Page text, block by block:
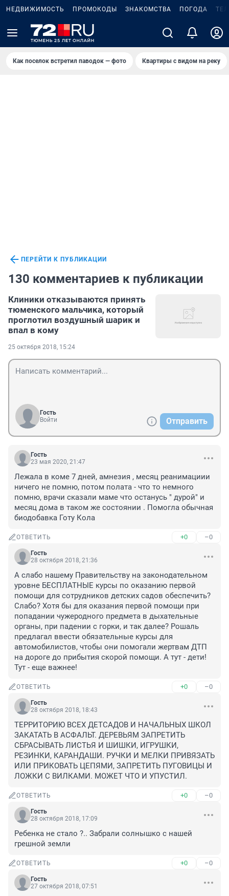
НЕДВИЖИМОСТЬ ПРОМОКОДЫ ЗНАКОМСТВА ПОГОДА
Как поселок встретил паводок — фото Квартиры с видом на реку
ПЕРЕЙТИ К ПУБЛИКАЦИИ
130 комментариев к публикации
Клиники отказываются принять
тюменского мальчика, который
проглотил воздушный шарик и
впал в кому
25 октября 2018, 15:24
Гость
Войти
Отправить
Гость
23 мая 2020, 21:47
Лежала в коме 7 дней, амнезия , месяц реанимациии
ничего не помню, потом полата - что то немного
помню, врачи сказали маме что останусь " дурой" и
месяц дома в таком же состоянии . Помогла обычная
биодобавка Готу Кола
ОТВЕТИТЬ +0 –0
Гость
28 октября 2018, 21:36
А слабо нашему Правительству на законодательном
уровне БЕСПЛАТНЫЕ курсы по оказанию первой
помощи для сотрудников детских садов обеспечить?
Слабо? Хотя бы для оказания первой помощи при
попадании чужеродного предмета в дыхательные
органы, при падении с горки, и так далее? Рошаль
предлагал ввести обязательные курсы для
автомобилистов, чтобы они помогали жертвам ДТП
на дороге до прибытия скорой помощи. А тут - дети!
Тут - еще важнее!
ОТВЕТИТЬ +0 –0
Гость
28 октября 2018, 18:43
ТЕРРИТОРИЮ ВСЕХ ДЕТСАДОВ И НАЧАЛЬНЫХ ШКОЛ
ЗАКАТАТЬ В АСФАЛЬТ. ДЕРЕВЬЯМ ЗАПРЕТИТЬ
СБРАСЫВАТЬ ЛИСТЬЯ И ШИШКИ, ИГРУШКИ,
РЕЗИНКИ, КАРАНДАШИ. РУЧКИ И МЕЛКИ ПРИВЯЗАТЬ
ИЛИ ПРИКОВАТЬ ЦЕПЯМИ, ЗАПРЕТИТЬ ПУГОВИЦЫ И
ЛОЖКИ С ВИЛКАМИ. МОЖЕТ ЧТО И УПУСТИЛ.
ОТВЕТИТЬ +0 –0
Гость
28 октября 2018, 17:09
Ребенка не стало ?.. Забрали солнышко с нашей
грешной земли
ОТВЕТИТЬ +0 –0
Гость
27 октября 2018, 07:51